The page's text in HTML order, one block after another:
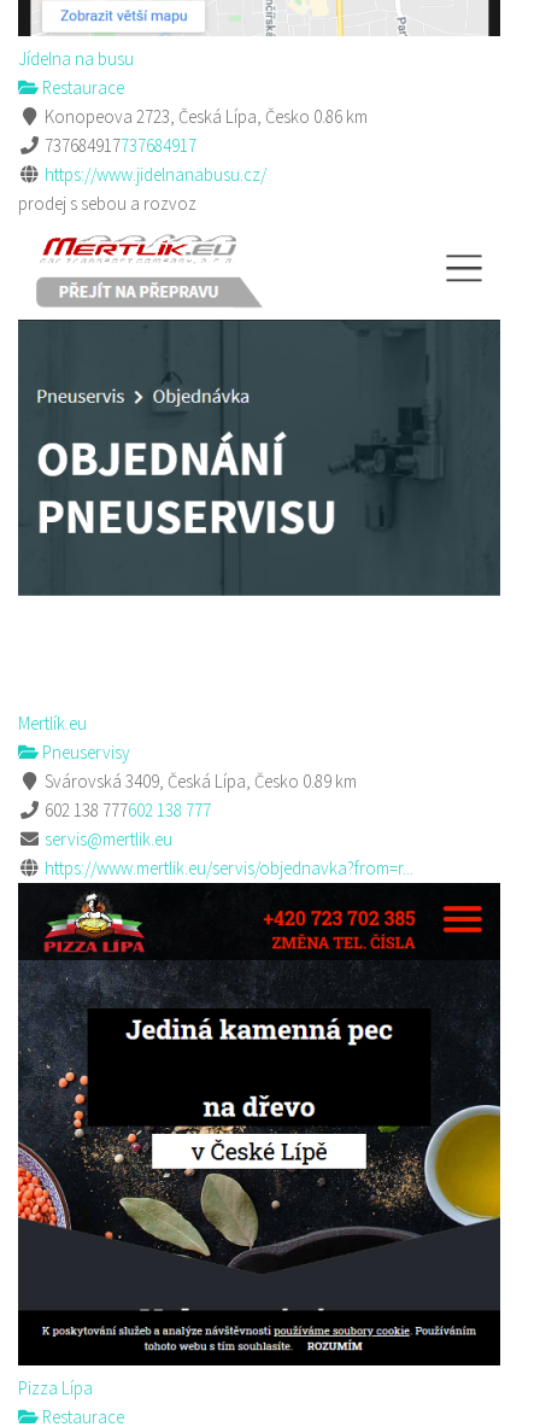
Jídelna na busu
Restaurace
Konopeova 2723, Česká Lípa, Česko 0.86 km
737684917737684917
https://www.jidelnanabusu.cz/
prodej s sebou a rozvoz
Mertlík.eu
Pneuservisy
Svárovská 3409, Česká Lípa, Česko 0.89 km
602 138 777602 138 777
servis@mertlik.eu
https://www.mertlik.eu/servis/objednavka?from=r...
Pizza Lípa
Restaurace